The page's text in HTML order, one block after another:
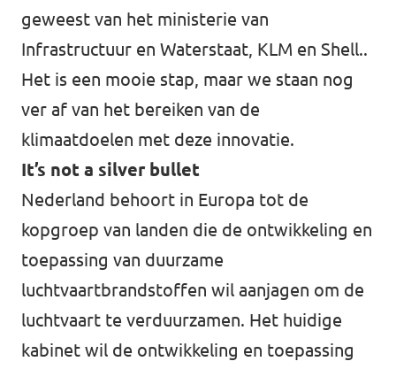
Word actief
Werken bij Volt
Contact
Volt There - Buitenlandstichting Volt
geweest van het ministerie van
Infrastructuur en Waterstaat, KLM en Shell..
Het is een mooie stap, maar we staan nog
ver af van het bereiken van de
klimaatdoelen met deze innovatie.
It’s not a silver bullet
Nederland behoort in Europa tot de
kopgroep van landen die de ontwikkeling en
toepassing van duurzame
luchtvaartbrandstoffen wil aanjagen om de
luchtvaart te verduurzamen. Het huidige
kabinet wil de ontwikkeling en toepassing